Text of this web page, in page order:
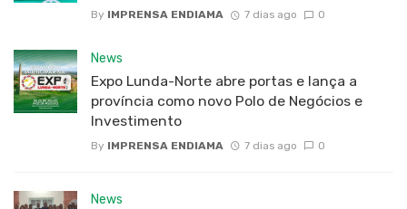
By IMPRENSA ENDIAMA 7 dias ago 0
News
Expo Lunda-Norte abre portas e lança a
província como novo Polo de Negócios e
Investimento
By IMPRENSA ENDIAMA 7 dias ago 0
News